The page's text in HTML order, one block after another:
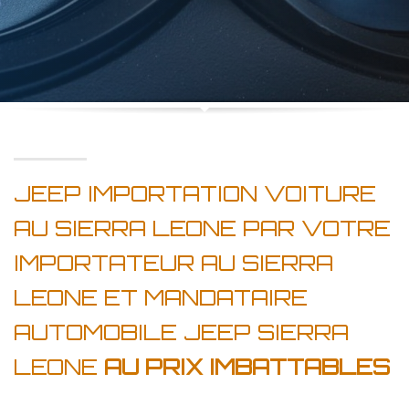
JEEP IMPORTATION VOITURE
AU SIERRA LEONE PAR VOTRE
IMPORTATEUR AU SIERRA
LEONE ET MANDATAIRE
AUTOMOBILE JEEP SIERRA
LEONE AU PRIX IMBATTABLES